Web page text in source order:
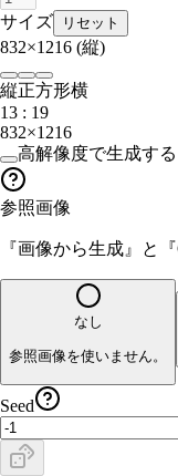
サイズ リセット
832×1216 (縦)
縦正方形横
13 : 19
832×1216
高解像度で生成する
参照画像
『画像から生成』と
なし
参照画像を使いません。
Seed